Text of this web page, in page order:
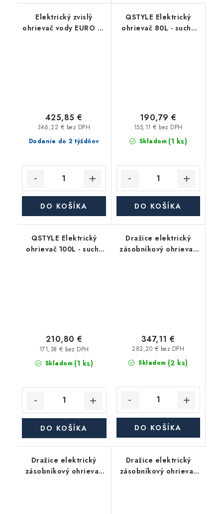
Elektrický zvislý
ohrievač vody EURO 81
Dodanie do 2 týždňov
346,22 € bez DPH
425,85 €
DO KOŠÍKA
QSTYLE Elektrický
ohrievač 80L - suchý
Skladom (1 ks)
155,11 € bez DPH
190,79 €
DO KOŠÍKA
QSTYLE Elektrický
ohrievač 100L - suchý
Skladom (1 ks)
171,38 € bez DPH
210,80 €
DO KOŠÍKA
Dražice elektrický
zásobníkový ohrievač
Skladom (2 ks)
282,20 € bez DPH
347,11 €
DO KOŠÍKA
Dražice elektrický
zásobníkový ohrievač
Dražice elektrický
zásobníkový ohrievač